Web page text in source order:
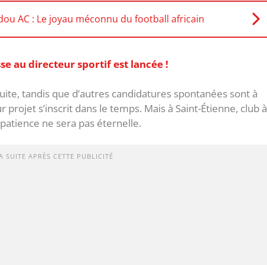
AC : Le joyau méconnu du football africain
au directeur sportif est lancée !
tandis que d’autres candidatures spontanées sont à
projet s’inscrit dans le temps. Mais à Saint-Étienne, club à
ne sera pas éternelle.
SUITE APRÈS CETTE PUBLICITÉ